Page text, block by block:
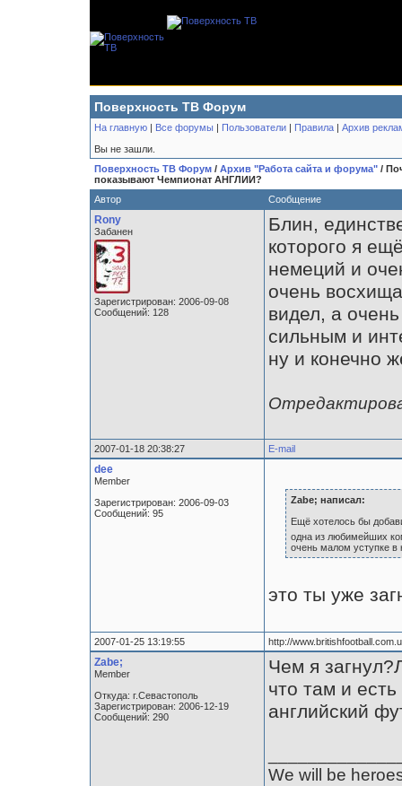
Поверхность ТВ Форум
На главную | Все форумы | Пользователи | Правила | Архив
Вы не зашли.
Поверхность ТВ Форум / Архив "Работа сайта и форума" /
показывают Чемпионат АНГЛИИ?
Автор
Сообщение
Rony
Забанен
Зарегистрирован: 2006-09-08
Сообщений: 128
Блин,
которого я
немеций и
очень
видел, а
сильным и
ну и конечно
2007-01-18 20:38:27 E-mail
dee
Member
Зарегистрирован: 2006-09-03
Сообщений: 95
Zabe; написал:
Ещё хотелось бы
одна из любимейших
очень малом уступке в
это ты уже
2007-01-25 13:19:55 http://
Zabe;
Member
Откуда: г.Севастополь
Зарегистрирован: 2006-12-19
Сообщений: 290
Чем я
что там и
английский
We will be